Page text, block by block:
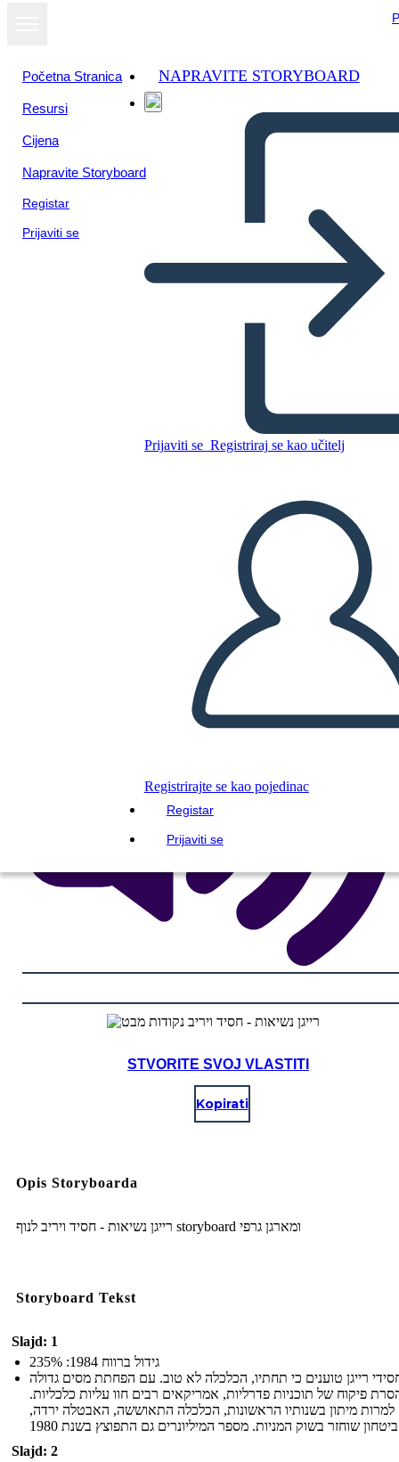
Početna Stranica
Resursi
Cijena
Napravite Storyboard
Registar
Prijaviti se
NAPRAVITE STORYBOARD
Prijaviti se Registriraj se kao učitelj
Registrirajte se kao pojedinac
Registar
Prijaviti se
רייגן נשיאות - חסיד ויריב נקודות
מבט
Kopirajte ovaj Storyboard
IZRADITE PLOČU SCENARIJA
REPRODUCIRAJ DIJAPROJEKCIJU
ČITAJ MI
STVORITE SVOJ VLASTITI
Kopirati
Opis Storyboarda
רייגן נשיאות - חסיד ויריב לנוף storyboard ומארגן גרפי
Storyboard Tekst
Slajd: 1
גידול ברווח 1984: 235%
רייגן טוענים כי תחתיו, הכלכלה לא טוב. עם הפחתת מסים גדולה
פיקוח של תוכניות פדרליות, אמריקאים רבים חוו עליות כלכליות.
למרות מיתון בשנותיו הראשונות, הכלכלה התאוששה, האבטלה ירדה,
Slajd: 2